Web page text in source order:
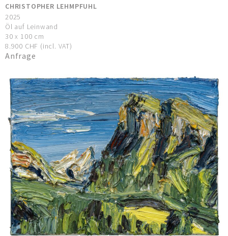
CHRISTOPHER LEHMPFUHL
2025
Öl auf Leinwand
30 x 100 cm
8.900 CHF (incl. VAT)
Anfrage